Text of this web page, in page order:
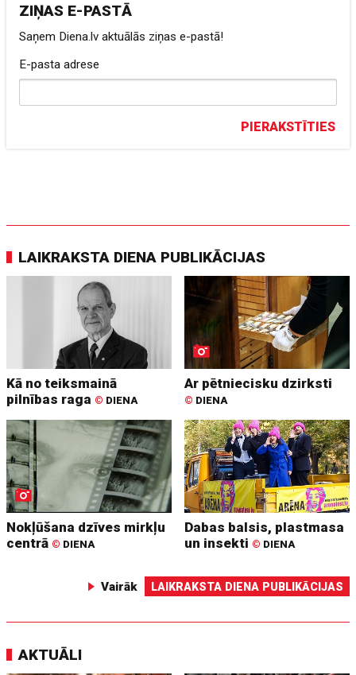
ZIŅAS E-PASTĀ
Saņem Diena.lv aktuālās ziņas e-pastā!
E-pasta adrese
PIERAKSTĪTIES
LAIKRAKSTA DIENA PUBLIKĀCIJAS
Kā no teiksmainā
pilnības raga © DIENA
Ar pētniecisku dzirksti
© DIENA
Nokļūšana dzīves mirkļu
centrā © DIENA
Dabas balsis, plastmasa
un insekti © DIENA
Vairāk LAIKRAKSTA DIENA PUBLIKĀCIJAS
AKTUĀLI